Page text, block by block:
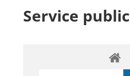
Service public